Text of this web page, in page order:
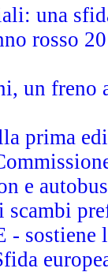
una
rosso
un
prima
e autobus
scambi
sostiene